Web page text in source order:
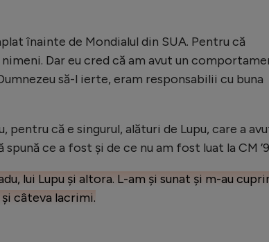
înainte de Mondialul din SUA. Pentru că
Dar eu cred că am avut un
să-l ierte, eram responsabilii cu buna
pentru că e singurul, alături de Lupu, care a
ce a fost și de ce nu am fost luat la CM
lui Lupu și altora. L-am și sunat și m-au
câteva lacrimi.